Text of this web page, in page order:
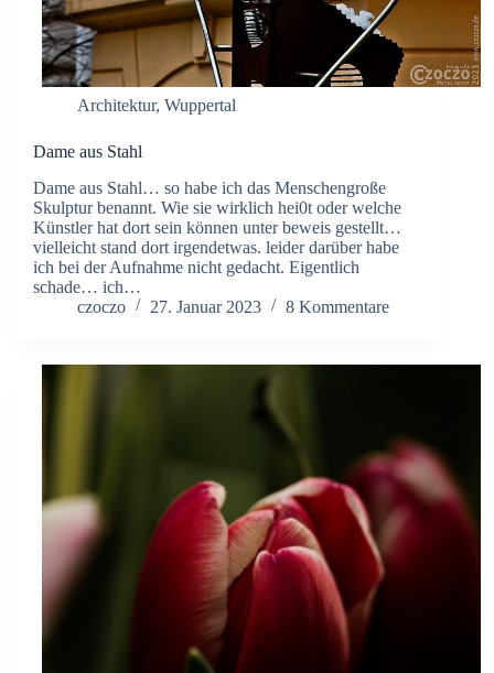
Architektur, Wuppertal
Dame aus Stahl
Dame aus Stahl… so habe ich das Menschengroße
Skulptur benannt. Wie sie wirklich hei0t oder welche
Künstler hat dort sein können unter beweis gestellt…
vielleicht stand dort irgendetwas. leider darüber habe
ich bei der Aufnahme nicht gedacht. Eigentlich
schade… ich…
czoczo
27. Januar 2023 8 Kommentare